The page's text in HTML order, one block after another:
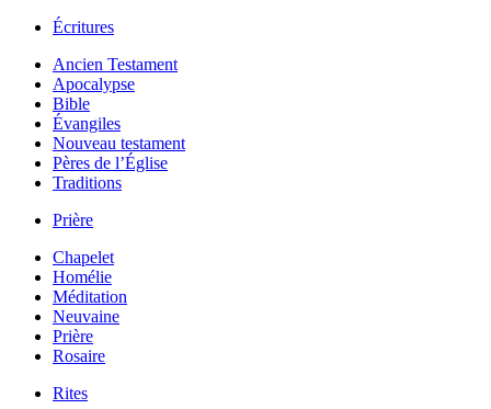
Écritures
Ancien Testament
Apocalypse
Bible
Évangiles
Nouveau testament
Pères de l’Église
Traditions
Prière
Chapelet
Homélie
Méditation
Neuvaine
Prière
Rosaire
Rites